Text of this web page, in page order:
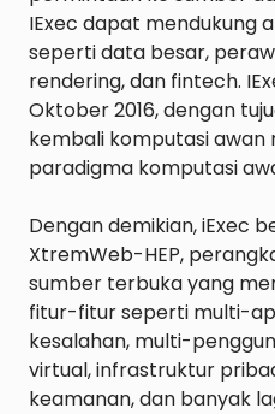
IExec dapat mendukung
seperti data besar,
rendering, dan fintech.
Oktober 2016, dengan
kembali komputasi
paradigma komputasi
Dengan demikian, iExec
XtremWeb-HEP,
sumber terbuka yang
fitur-fitur seperti multi-
kesalahan, multi-
virtual, infrastruktur
keamanan, dan banyak